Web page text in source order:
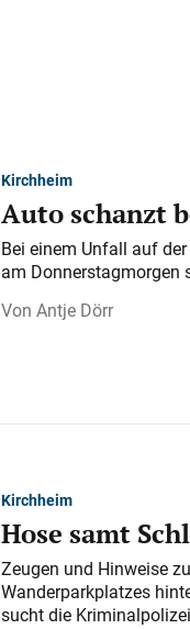
Kirchheim
Auto schanzt
Bei einem Unfall auf
am Donnerstagmorgen
Antje Dörr
Kirchheim
Hose samt
Zeugen und Hinweise
Wanderparkplatzes
sucht die